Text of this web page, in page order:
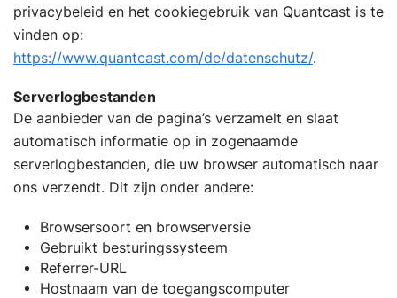
privacybeleid en het cookiegebruik van Quantcast is te
vinden op:
https://www.quantcast.com/de/datenschutz/.
Serverlogbestanden
De aanbieder van de pagina’s verzamelt en slaat
automatisch informatie op in zogenaamde
serverlogbestanden, die uw browser automatisch naar
ons verzendt. Dit zijn onder andere:
Browsersoort en browserversie
Gebruikt besturingssysteem
Referrer-URL
Hostnaam van de toegangscomputer